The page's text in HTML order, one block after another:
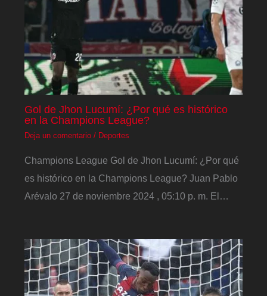
Gol de Jhon Lucumí: ¿Por qué es histórico
en la Champions League?
Deja un comentario / Deportes
Champions League Gol de Jhon Lucumí: ¿Por qué
es histórico en la Champions League? Juan Pablo
Arévalo 27 de noviembre 2024 , 05:10 p. m. El…